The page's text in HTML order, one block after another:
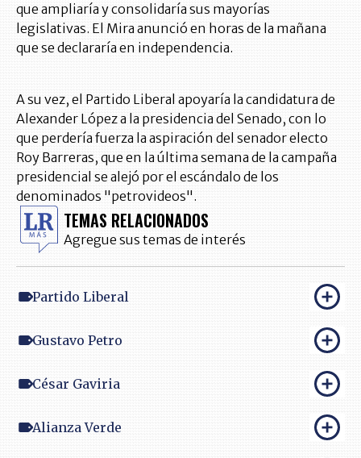
que ampliaría y consolidaría sus mayorías
legislativas. El Mira anunció en horas de la mañana
que se declararía en independencia.
A su vez, el Partido Liberal apoyaría la candidatura de
Alexander López a la presidencia del Senado, con lo
que perdería fuerza la aspiración del senador electo
Roy Barreras, que en la última semana de la campaña
presidencial se alejó por el escándalo de los
denominados "petrovideos".
TEMAS RELACIONADOS
Agregue sus temas de interés
Partido Liberal
Gustavo Petro
César Gaviria
Alianza Verde